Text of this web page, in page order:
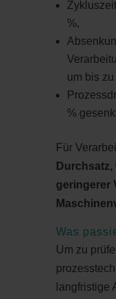
%,
um bis zu
%
Für
Durchsatz,
geringerer
Was
Um zu
langfristige